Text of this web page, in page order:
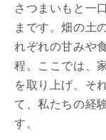
さつまいもと一
まです。畑の土
れぞれの甘みや
程。ここでは、
を取り上げ、そ
て、私たちの経
す。